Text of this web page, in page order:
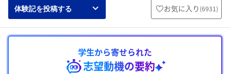
体験記を投稿する お気に入り (6931)
学生から寄せられた
志望動機の要約